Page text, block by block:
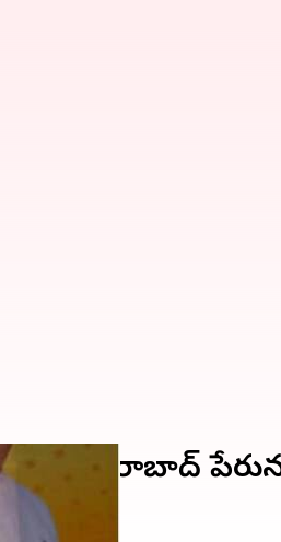
హైదరాబాద్